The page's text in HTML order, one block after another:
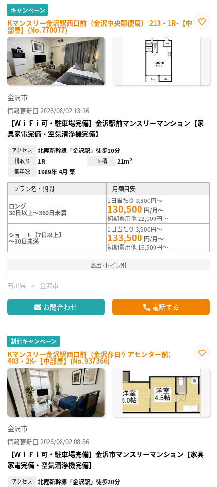
キャンペーン
Kマンスリー金沢駅西口前（金沢中央郵便局） 213・1R-【中
部屋】(No.770077)
に入
金沢市
情報更新日 2026/08/02 13:16
【ＷｉＦｉ可・駐車場完備】金沢駅前マンスリーマンション【家
具家電完備・空気清浄機完備】
アクセス 北陸新幹線「金沢駅」徒歩10分
間取り 1R 面積 21m²
築年数 1989年 4月 築
プラン名・期間 月額目安
ロング
30日以上～360日未満
1日当たり 3,800円～
130,500 円/月～
初期費用他 22,000円～
ショート【7日以上】
～30日未満
1日当たり 3,900円～
133,500 円/月～
初期費用他 16,500円～
風呂･トイレ別
石川県 金沢市
お問合わせ 電話する
割引キャンペーン
Kマンスリー金沢駅西口前（金沢春日ケアセンター前）
403・2K-【中部屋】(No.937366)
に入
り登
録
金沢市
情報更新日 2026/08/02 08:36
【ＷｉＦｉ可・駐車場完備】金沢市マンスリーマンション【家具
家電完備・空気清浄機完備】
アクセス 北陸新幹線「金沢駅」徒歩20分